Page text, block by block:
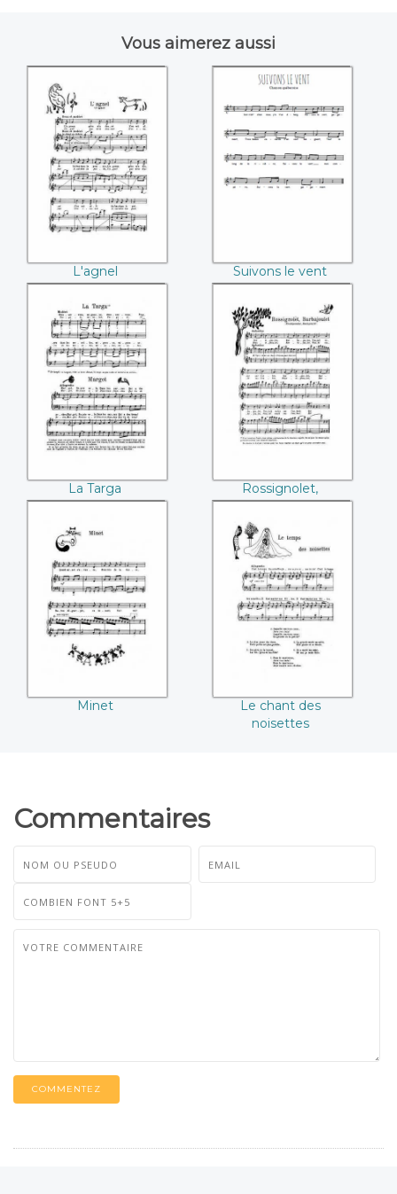
Vous aimerez aussi
L'agnel
L'agnel
Suivons le vent
Suivons le vent
La Targa
La Targa
Rossignolet,
Barbajoulet
Rossignolet,
Barbajoulet
Minet
Minet
Le chant des
noisettes
Le chant des
noisettes
Commentaires
COMMENTEZ